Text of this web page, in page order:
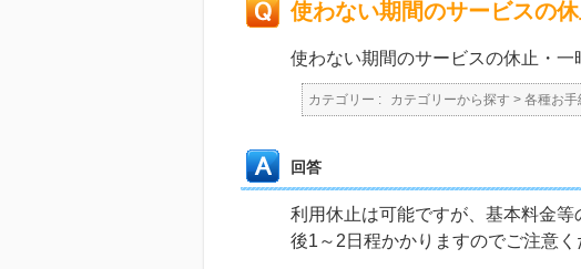
使わない期間のサービスの
使わない期間のサービスの休止・
カテゴリー : カテゴリーから探す > 各種お手
回答
利用休止は可能ですが、基本料金
後1～2日程かかりますのでご注意く